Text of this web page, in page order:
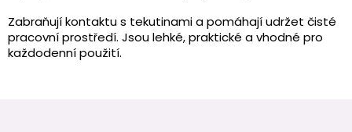
a
c
í
Zabraňují kontaktu s tekutinami a pomáhají udržet čisté
pracovní prostředí. Jsou lehké, praktické a vhodné pro
každodenní použití.